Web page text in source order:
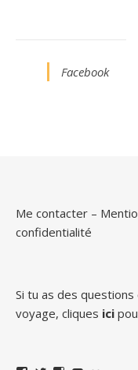
Facebook
Me contacter –
confidentialité
Si tu as des
voyage, cliques ici